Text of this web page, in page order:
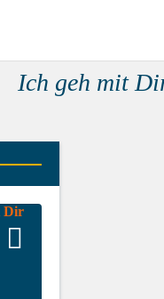
Ich geh mit